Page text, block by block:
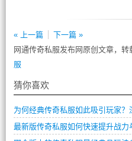
« 上一篇
下一篇 »
网通传奇私服发布网原创文章，转
服
猜你喜欢
为何经典传奇私服如此吸引玩家？
最新版传奇私服如何快速提升战力